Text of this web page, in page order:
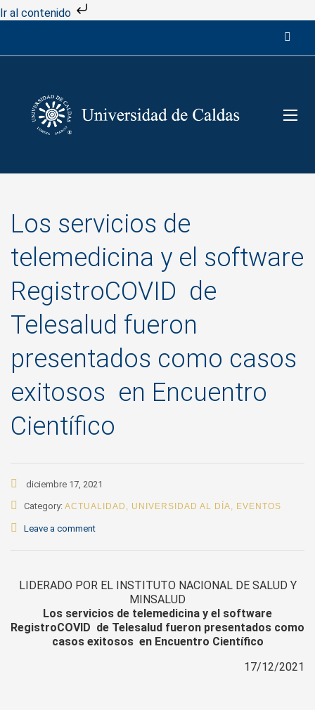
Ir al contenido
Los servicios de
telemedicina y el software
RegistroCOVID de
Telesalud fueron
presentados como casos
exitosos en Encuentro
Científico
diciembre 17, 2021
Category: ACTUALIDAD , UNIVERSIDAD AL DÍA, EVENTOS
Leave a comment
LIDERADO POR EL INSTITUTO NACIONAL DE SALUD Y
MINSALUD
Los servicios de telemedicina y el software
RegistroCOVID de Telesalud fueron presentados como
casos exitosos en Encuentro Científico
17/12/2021